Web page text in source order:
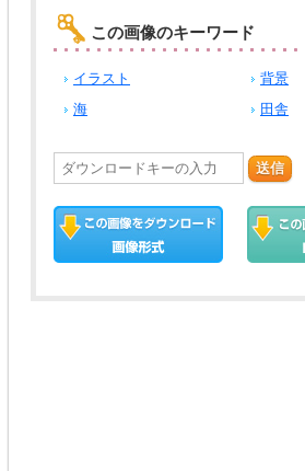
この画像のキーワード
イラスト
背景
海
田舎
送信